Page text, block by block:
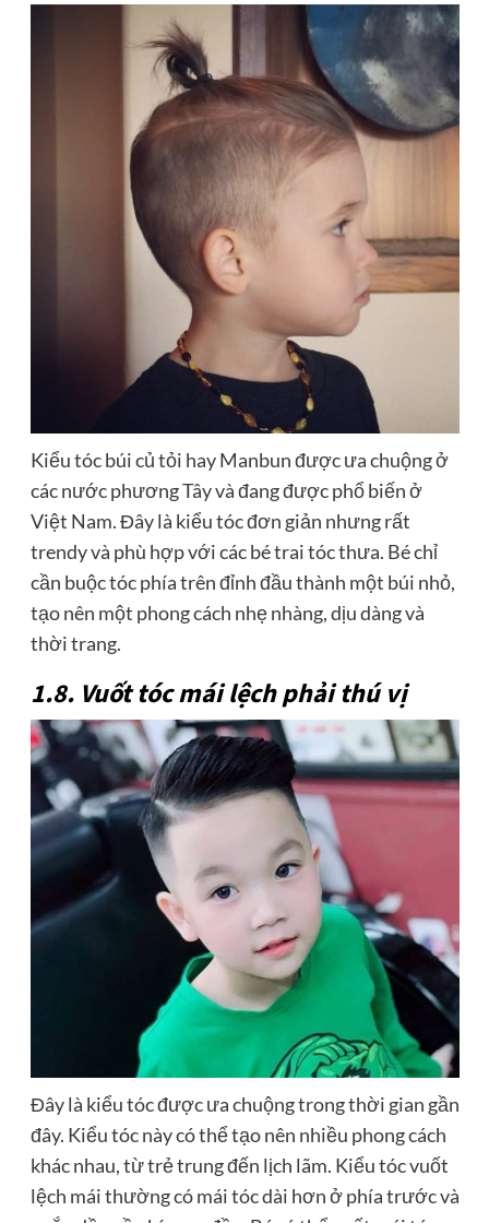
Kiểu tóc búi củ tỏi hay Manbun được ưa chuộng ở
các nước phương Tây và đang được phổ biến ở
Việt Nam. Đây là kiểu tóc đơn giản nhưng rất
trendy và phù hợp với các bé trai tóc thưa. Bé chỉ
cần buộc tóc phía trên đỉnh đầu thành một búi nhỏ,
tạo nên một phong cách nhẹ nhàng, dịu dàng và
thời trang.
1.8. Vuốt tóc mái lệch phải thú vị
Đây là kiểu tóc được ưa chuộng trong thời gian gần
đây. Kiểu tóc này có thể tạo nên nhiều phong cách
khác nhau, từ trẻ trung đến lịch lãm. Kiểu tóc vuốt
lệch mái thường có mái tóc dài hơn ở phía trước và